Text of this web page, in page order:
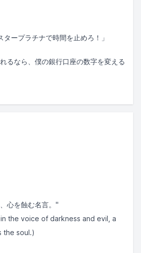
タープラチナで時間を止めろ！」
るなら、僕の銀行口座の数字を変える
心を蝕む名言。"
the voice of darkness and evil, a
the soul.)